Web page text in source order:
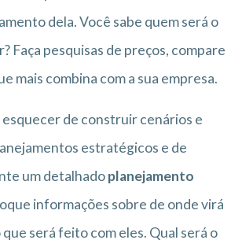
dela. Você sabe quem será o
Faça pesquisas de preços, compare
mais combina com a sua empresa.
de construir cenários e
estratégicos e de
um detalhadoplanejamento
informações sobre de onde virá
será feito com eles. Qual será o